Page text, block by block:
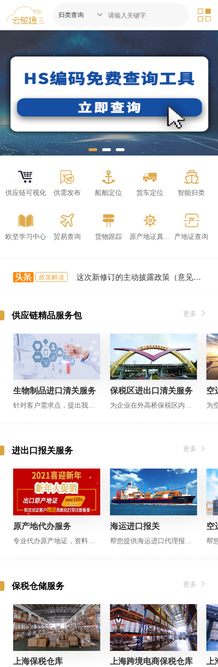
供应链可视化 供需发布 船舶定位 货车定位 智能归类
欧坚学习中心 贸易查询 货物跟踪 原产地证真伪查询 产地证查询
船期查询 进口国优惠税率查询
政策解读 这次新修订的主动披露政策（意见稿），利好体现在哪里？
新闻资讯 外贸报关怎么做？流程都包括哪些？
新闻资讯 AEO|海关AEO赋能外贸高质量发展
供应链精品服务包 更多
生物制品进口清关服务
针对客户需求点，提出我们解决方案
保税区进出口清关服务 空
进出口报关服务 更多
原产地代办服务
专业代办原产地证，资料齐全半天出证
海运进口报关 空
保税仓储服务 更多
上海保税仓库 上海跨境电商保税仓库 上